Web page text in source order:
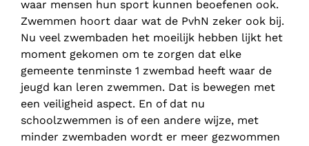
waar mensen hun sport kunnen beoefenen ook.
Zwemmen hoort daar wat de PvhN zeker ook bij.
Nu veel zwembaden het moeilijk hebben lijkt het
moment gekomen om te zorgen dat elke
gemeente tenminste 1 zwembad heeft waar de
jeugd kan leren zwemmen. Dat is bewegen met
een veiligheid aspect. En of dat nu
schoolzwemmen is of een andere wijze, met
minder zwembaden wordt er meer gezwommen